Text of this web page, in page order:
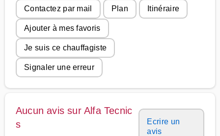
Contactez par mail Plan Itinéraire
Ajouter à mes favoris
Je suis ce chauffagiste
Signaler une erreur
Aucun avis sur Alfa Tecnic
s
Ecrire un
avis